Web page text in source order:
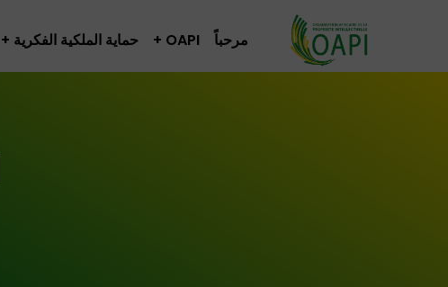
مرحباً OAPI حماية الملكية الفكرية